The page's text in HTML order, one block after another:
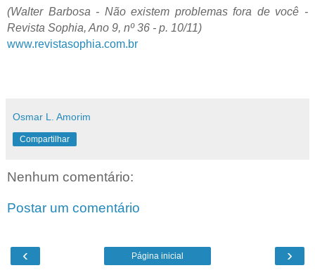
(Walter Barbosa - Não existem problemas fora de você -
Revista Sophia, Ano 9, nº 36 - p. 10/11)
www.revistasophia.com.br
Osmar L. Amorim
Compartilhar
Nenhum comentário:
Postar um comentário
‹ ›
Página inicial